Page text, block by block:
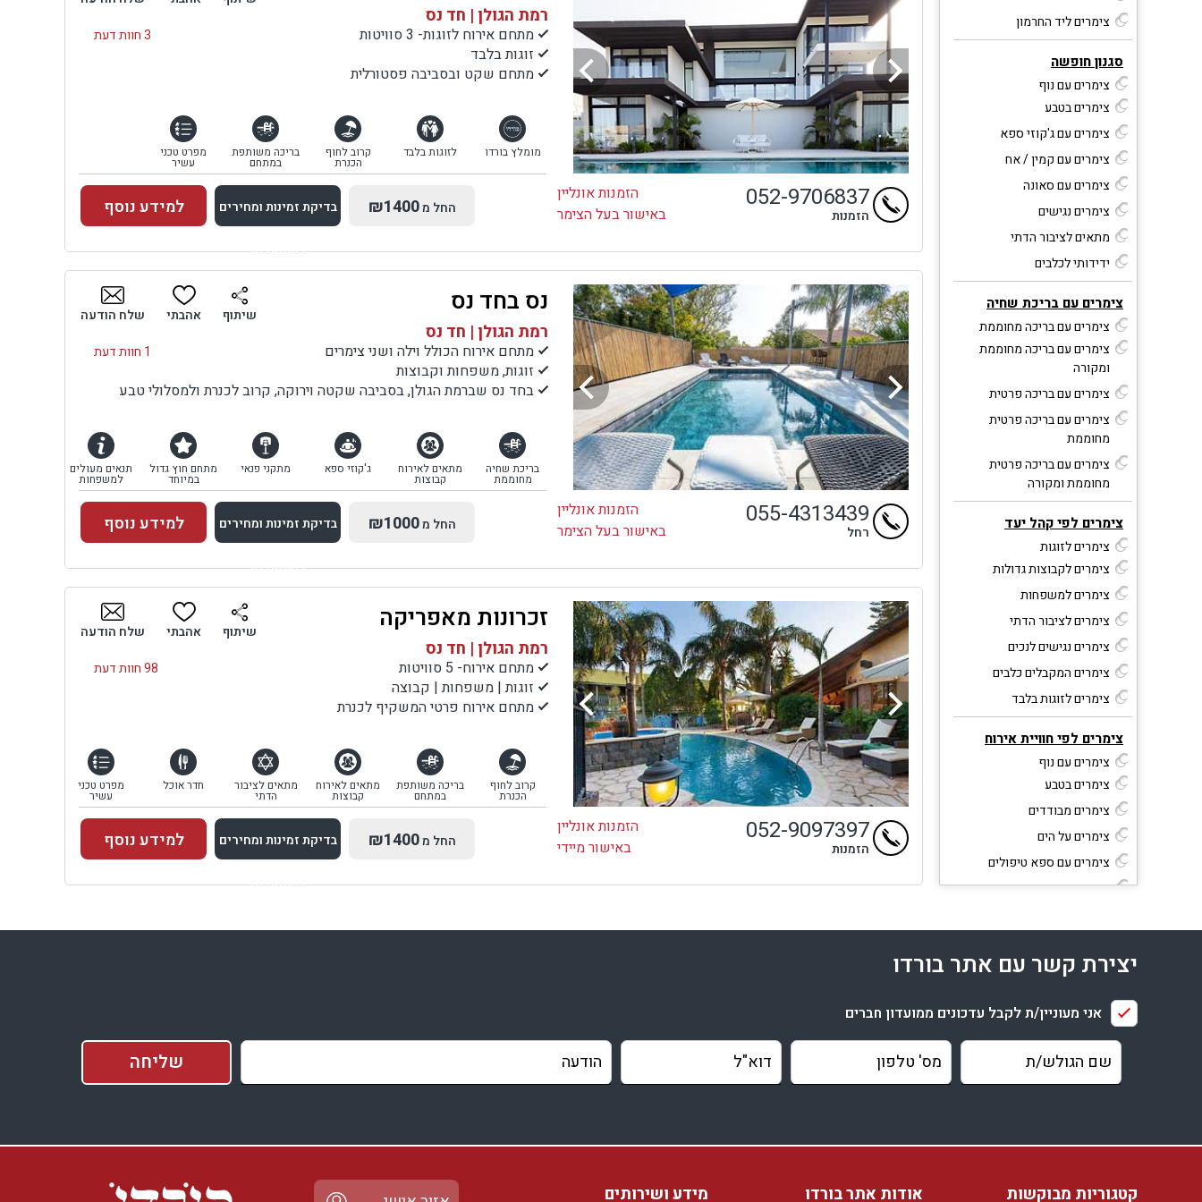
צימרים ליד החרמון
סגנון חופשה
צימרים עם נוף
צימרים בטבע
צימרים עם ג'קוזי ספא
צימרים עם קמין / אח
צימרים עם סאונה
צימרים נגישים
מתאים לציבור הדתי
ידידותי לכלבים
צימרים עם בריכת שחיה
צימרים עם בריכה מחוממת
צימרים עם בריכה מחוממת
ומקורה
צימרים עם בריכה פרטית
צימרים עם בריכה פרטית
מחוממת
צימרים עם בריכה פרטית
מחוממת ומקורה
צימרים לפי קהל יעד
צימרים לזוגות
צימרים לקבוצות גדולות
צימרים למשפחות
צימרים לציבור הדתי
צימרים נגישים לנכים
צימרים המקבלים כלבים
צימרים לזוגות בלבד
צימרים לפי חוויית אירוח
צימרים עם נוף
צימרים בטבע
צימרים מבודדים
צימרים על הים
צימרים עם ספא טיפולים
צימרים המפנקים בארוחות בוקר
קטגוריות נוספות
צימרים מומלצים
צימרים בצפון למשפחות
צימרים רומנטיים
אירוח לפי מחיר בסוף שבוע
בסופ"ש
רמת הגולן | חד נס
3 חוות דעת
מתחם אירוח לזוגות- 3 סוויטות
זוגות בלבד
מתחם שקט ובסביבה פסטורלית
מומלץ בורדו לזוגות בלבד קרוב לחוף
הכנרת
בריכה משותפת
במתחם
מפרט טכני
עשיר
הזמנות אונליין
באישור בעל הצימר
052-9706837
הזמנות החל מ₪1400 בדיקת זמינות ומחירים
למתחם זה
בדיקת זמינות ומחירים
למידע נוסף
נס בחד נס
רמת הגולן | חד נס
1 חוות דעת
מתחם אירוח הכולל וילה ושני צימרים
זוגות, משפחות וקבוצות
בחד נס שברמת הגולן, בסביבה שקטה וירוקה, קרוב לכנרת ולמסלולי טבע
שיתוף אהבתי שלח הודעה
בריכת שחיה
מחוממת
מתאים לאירוח
קבוצות
ג'קוזי ספא מתקני פנאי מתחם חוץ גדול
במיוחד
תנאים מעולים
למשפחות
הזמנות אונליין
באישור בעל הצימר
055-4313439
רחל החל מ₪1000 בדיקת זמינות ומחירים
למתחם זה
בדיקת זמינות ומחירים
למידע נוסף
זכרונות מאפריקה
רמת הגולן | חד נס
98 חוות דעת
מתחם אירוח- 5 סוויטות
זוגות | משפחות | קבוצה
מתחם אירוח פרטי המשקיף לכנרת
שיתוף אהבתי שלח הודעה
קרוב לחוף
הכנרת
בריכה משותפת
במתחם
מתאים לאירוח
קבוצות
מתאים לציבור
הדתי
חדר אוכל מפרט טכני
עשיר
הזמנות אונליין
באישור מיידי
052-9097397
הזמנות החל מ₪1400 בדיקת זמינות ומחירים
למתחם זה
בדיקת זמינות ומחירים
למידע נוסף
יצירת קשר עם אתר בורדו
אני מעוניין/ת לקבל עדכונים ממועדון חברים
קטגוריות מבוקשות אודות אתר בורדו מידע ושירותים